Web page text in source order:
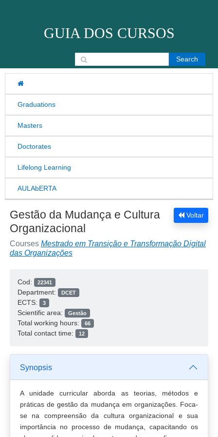
GUIA DOS CURSOS
Graduations
Masters
Doctorates
Lifelong Learning
AULAbERTA
Search for:
Voltar
Gestão da Mudança e Cultura
Organizacional
Courses Mestrado em Transição e Transformação Digital
das Organizações
Cod: 22341
Department: DCET
ECTS: 3
Scientific area: Gestão
Total working hours: 66
Total contact time: 12
Synopsis
A unidade curricular aborda as teorias, métodos e
práticas de gestão da mudança em organizações. Foca-
se na compreensão da cultura organizacional e sua
importância no processo de mudança, capacitando os